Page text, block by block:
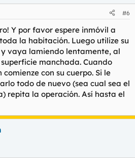
#6
Y por favor espere inmóvil a
la habitación. Luego utilize su
vaya lamiendo lentamente, al
manchada. Cuando
con su cuerpo. Si le
todo de nuevo (sea cual sea el
repita la operación. Así hasta el